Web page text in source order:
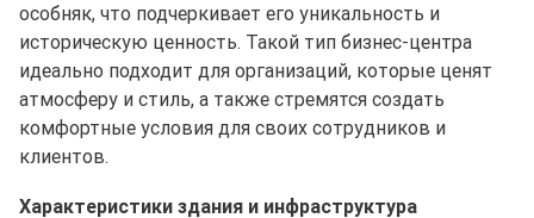
особняк, что подчеркивает его уникальность и
историческую ценность. Такой тип бизнес-центра
идеально подходит для организаций, которые ценят
атмосферу и стиль, а также стремятся создать
комфортные условия для своих сотрудников и
клиентов.
Характеристики здания и инфраструктура